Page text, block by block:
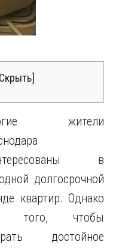
Скрыть]
жители
в
долгосрочной
квартир. Однако
того, чтобы
достойное